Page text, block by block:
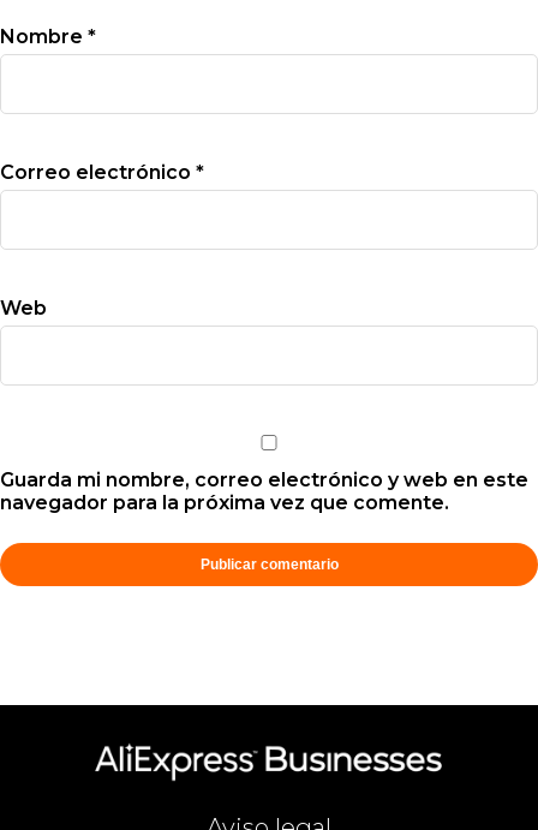
Nombre *
Correo electrónico *
Web
Guarda mi nombre, correo electrónico y web en este
navegador para la próxima vez que comente.